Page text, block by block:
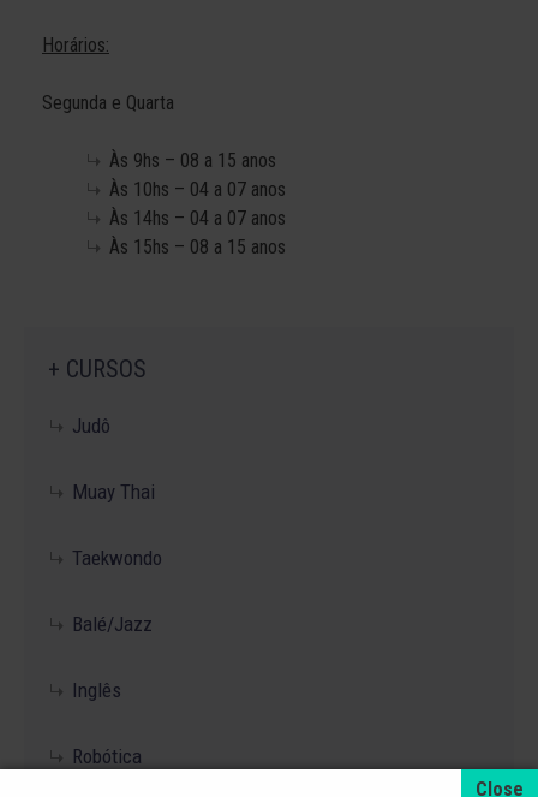
Horários:
Segunda e Quarta
Às 9hs – 08 a 15 anos
Às 10hs – 04 a 07 anos
Às 14hs – 04 a 07 anos
Às 15hs – 08 a 15 anos
+ CURSOS
Judô
Muay Thai
Taekwondo
Balé/Jazz
Inglês
Robótica